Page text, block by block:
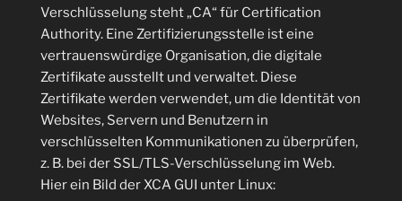
Verschlüsselung steht „CA“ für Certification
Authority. Eine Zertifizierungsstelle ist eine
vertrauenswürdige Organisation, die digitale
Zertifikate ausstellt und verwaltet. Diese
Zertifikate werden verwendet, um die Identität von
Websites, Servern und Benutzern in
verschlüsselten Kommunikationen zu überprüfen,
z. B. bei der SSL/TLS-Verschlüsselung im Web.
Hier ein Bild der XCA GUI unter Linux: